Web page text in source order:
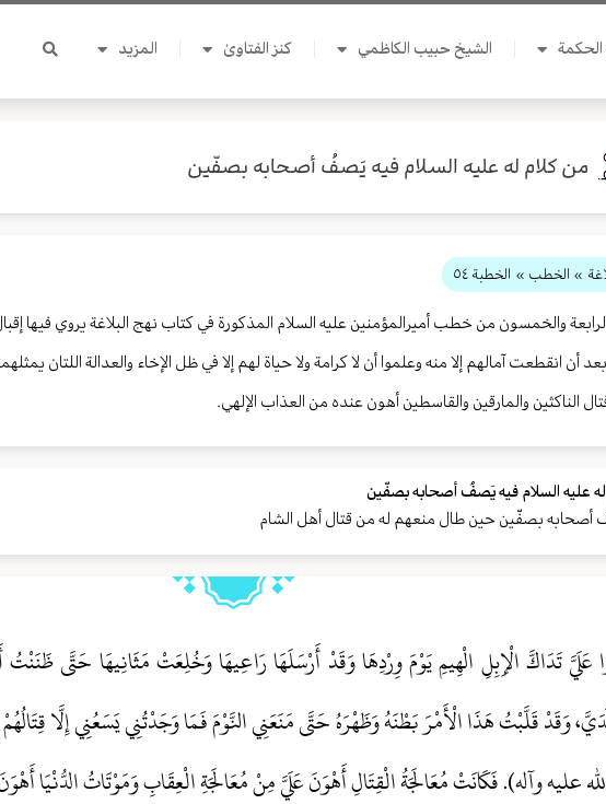
الحكمة الشيخ حبيب الكاظمي كنز الفتاوىٰ المزيد
من كلام له علیه السلام فيه يَصفُ أصحابه بصفّين
» الخطب » الخطبة ٥٤
والخمسون من خطب أميرالمؤمنين عليه السلام المذكورة في كتاب نهج البلاغة يروي فيها
أن انقطعت آمالهم إلا منه وعلموا أن لا كرامة ولا حياة لهم إلا في ظل الإخاء والعدالة اللتان
الناكثين والمارقين والقاسطين أهون عنده من العذاب الإلهي.
علیه السلام فيه يَصفُ أصحابه بصفّين
أصحابه بصفّين حين طال منعهم له من قتال أهل الشام
عَلَيَّ تَدَاكَّ الْإِبِلِ الْهِيمِ يَوْمَ وِرْدِهَا وَقَدْ أَرْسَلَهَا رَاعِيهَا وَخُلِعَتْ مَثَانِيهَا حَتَّى
وَقَدْ قَلَّبْتُ هَذَا الْأَمْرَ بَطْنَهُ وَظَهْرَهُ حَتَّى مَنَعَنِي النَّوْمَ فَمَا وَجَدْتُنِي يَسَعُنِي إِلَّا
علیه وآله). فَكَانَتْ مُعَالَجَةُ الْقِتَالِ أَهْوَنَ عَلَيَّ مِنْ مُعَالَجَةِ الْعِقَابِ وَمَوْتَاتُ الدُّنْيَا